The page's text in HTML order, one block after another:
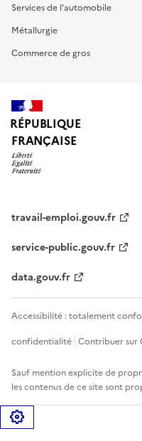
Services de l'automobile
Métallurgie
Commerce de gros
RÉPUBLIQUE
FRANÇAISE
travail-emploi.gouv.fr
service-public.gouv.fr
data.gouv.fr
Accessibilité : totalement
confidentialité Contribuer sur
Sauf mention explicite de
les contenus de ce site sont
Gérer les cookies